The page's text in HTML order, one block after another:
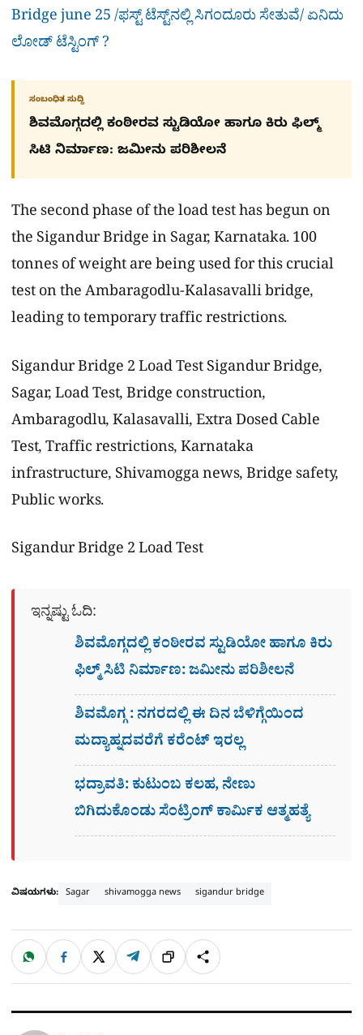
Bridge june 25 /ಫಸ್ಟ್ ಟೆಸ್ಟ್​ನಲ್ಲಿ ಸಿಗಂದೂರು ಸೇತುವೆ/ ಏನಿದು
ಲೋಡ್ ಟೆಸ್ಟಿಂಗ್ ?
ಸಂಬಂಧಿತ ಸುದ್ದಿ
ಶಿವಮೊಗ್ಗದಲ್ಲಿ ಕಂಠೀರವ ಸ್ಟುಡಿಯೋ ಹಾಗೂ ಕಿರು ಫಿಲ್ಮ್
ಸಿಟಿ ನಿರ್ಮಾಣ: ಜಮೀನು ಪರಿಶೀಲನೆ
The second phase of the load test has begun on
the Sigandur Bridge in Sagar, Karnataka. 100
tonnes of weight are being used for this crucial
test on the Ambaragodlu-Kalasavalli bridge,
leading to temporary traffic restrictions.
Sigandur Bridge 2 Load TestSigandur Bridge,
Sagar, Load Test, Bridge construction,
Ambaragodlu, Kalasavalli, Extra Dosed Cable
Test, Traffic restrictions, Karnataka
infrastructure, Shivamogga news, Bridge safety,
Public works.
Sigandur Bridge 2 Load Test
ಇನ್ನಷ್ಟು ಓದಿ:
ಶಿವಮೊಗ್ಗದಲ್ಲಿ ಕಂಠೀರವ ಸ್ಟುಡಿಯೋ ಹಾಗೂ ಕಿರು
ಫಿಲ್ಮ್ ಸಿಟಿ ನಿರ್ಮಾಣ: ಜಮೀನು ಪರಿಶೀಲನೆ
ಶಿವಮೊಗ್ಗ : ನಗರದಲ್ಲಿ ಈ ದಿನ ಬೆಳಿಗ್ಗೆಯಿಂದ
ಮದ್ಯಾಹ್ನದವರೆಗೆ ಕರೆಂಟ್​ ಇರಲ್ಲ
ಭದ್ರಾವತಿ: ಕುಟುಂಬ ಕಲಹ, ನೇಣು
ಬಿಗಿದುಕೊಂಡು ಸೆಂಟ್ರಿಂಗ್​ ಕಾರ್ಮಿಕ ಆತ್ಮಹತ್ಯೆ
ವಿಷಯಗಳು: Sagar shivamogga news sigandur bridge
ಹಂಚಿಕೊಳ್ಳಿ
W
a
t
p
p
F
c
e
o
k
X T
l
e
a
m
ಲಿಂ
ಕ್
S
h
a